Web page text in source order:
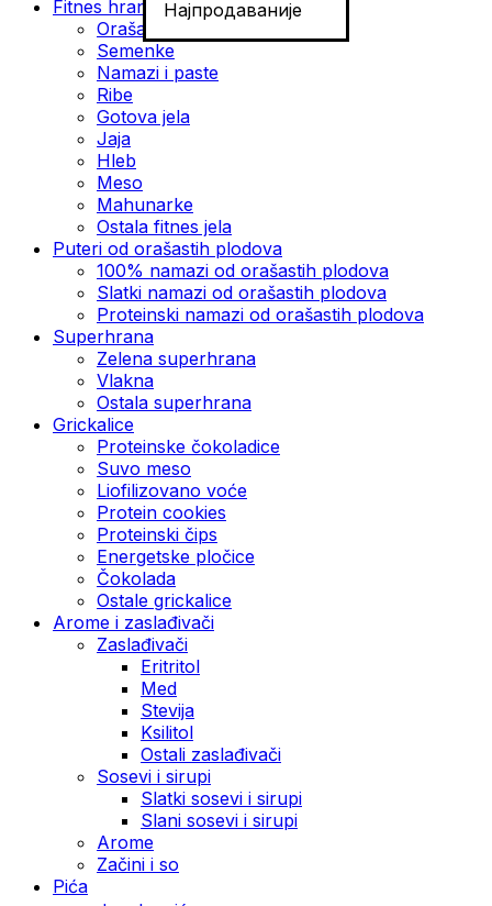
Најпродаваније
Fitnes hrana
Orašasti plodovi
Semenke
Namazi i paste
Ribe
Gotova jela
Јаја
Hleb
Meso
Mahunarke
Ostala fitnes jela
Puteri od orašastih plodova
100% namazi od orašastih plodova
Slatki namazi od orašastih plodova
Proteinski namazi od orašastih plodova
Superhrana
Zelena superhrana
Vlakna
Ostala superhrana
Grickalice
Proteinske čokoladice
Suvo meso
Liofilizovano voće
Protein cookies
Proteinski čips
Energetske pločice
Čokolada
Ostale grickalice
Arome i zaslađivači
Zaslađivači
Eritritol
Med
Stevija
Ksilitol
Ostali zaslađivači
Sosevi i sirupi
Slatki sosevi i sirupi
Slani sosevi i sirupi
Arome
Začini i so
Pića